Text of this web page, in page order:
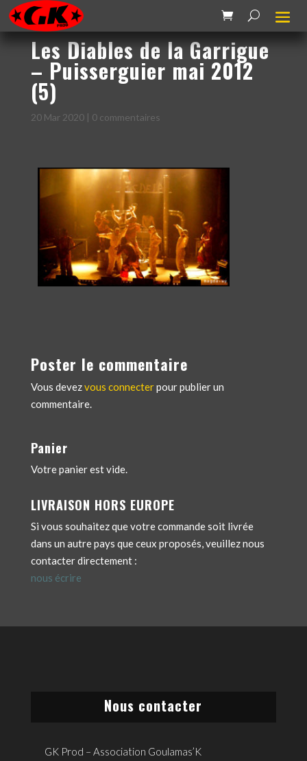
Les Diables de la Garrigue
– Puisserguier mai 2012
(5)
20 Mar 2020| 0 commentaires
Poster le commentaire
Vous devezvous connecterpour publier un
commentaire.
Panier
Votre panier est vide.
LIVRAISON HORS EUROPE
Si vous souhaitez que votre commande soit livrée
dans un autre pays que ceux proposés, veuillez nous
contacter directement :
nous écrire
Nous contacter
GK Prod – Association Goulamas’K